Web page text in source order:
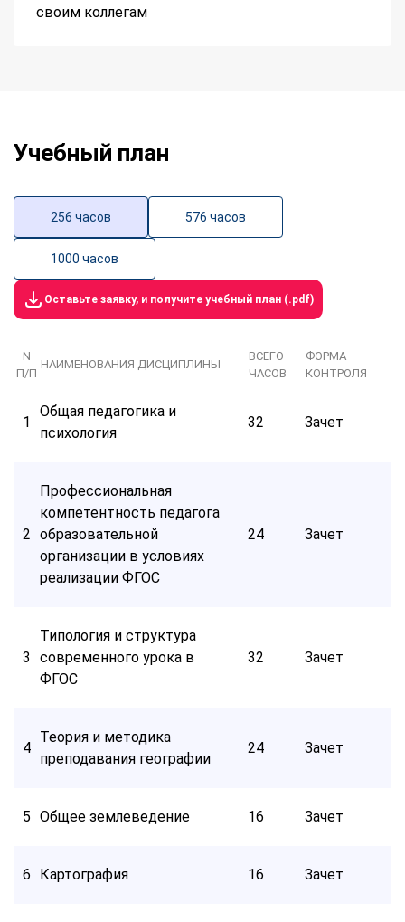
своим коллегам
Учебный план
256 часов 576 часов
1000 часов
Оставьте заявку, и получите учебный план (.pdf)
N
П/П
НАИМЕНОВАНИЯ ДИСЦИПЛИНЫ
ВСЕГО
ЧАСОВ
ФОРМА
КОНТРОЛЯ
1
Общая педагогика и
психология
32 Зачет
2
Профессиональная
компетентность педагога
образовательной
организации в условиях
реализации ФГОС
24 Зачет
3
Типология и структура
современного урока в
ФГОС
32 Зачет
4
Теория и методика
преподавания географии
24 Зачет
5 Общее землеведение 16 Зачет
6 Картография 16 Зачет